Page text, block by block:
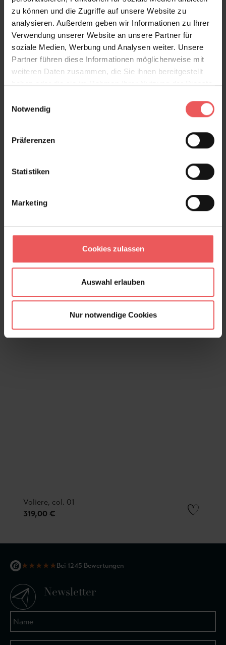
zu können und die Zugriffe auf unsere Website zu
analysieren. Außerdem geben wir Informationen zu Ihrer
Verwendung unserer Website an unsere Partner für
soziale Medien, Werbung und Analysen weiter. Unsere
Partner führen diese Informationen möglicherweise mit
weiteren Daten zusammen, die Sie ihnen bereitgestellt
haben oder die sie im Rahmen Ihrer Nutzung der Dienste
Notwendig
Präferenzen
Statistiken
Marketing
Cookies zulassen
Auswahl erlauben
Nur notwendige Cookies
Voliere, col. 01
319,00 €
★★★★★Bei 1245 Bewertungen
Newsletter